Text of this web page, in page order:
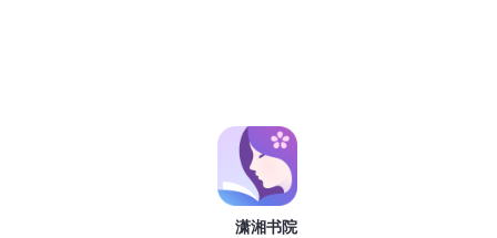
潇湘书院